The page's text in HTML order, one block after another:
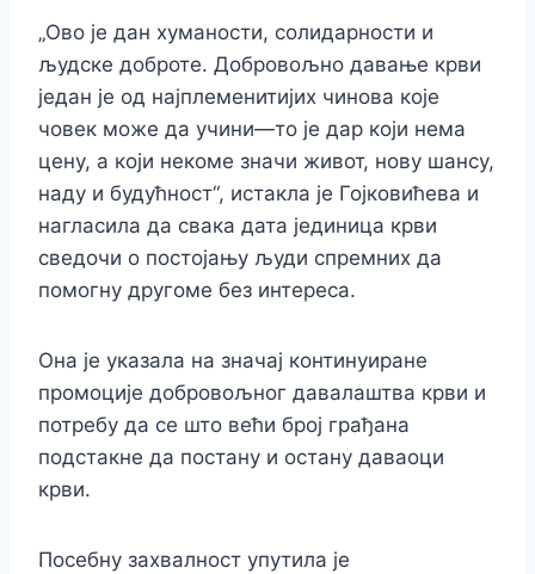
„Ово је дан хуманости, солидарности и
људске доброте. Добровољно давање крви
један је од најплеменитијих чинова које
човек може да учини—то је дар који нема
цену, а који некоме значи живот, нову шансу,
наду и будућност“, истакла је Гојковићева и
нагласила да свака дата јединица крви
сведочи о постојању људи спремних да
помогну другоме без интереса.
Она је указала на значај континуиране
промоције добровољног давалаштва крви и
потребу да се што већи број грађана
подстакне да постану и остану даваоци
крви.
Посебну захвалност упутила је